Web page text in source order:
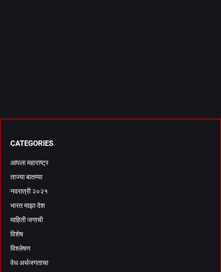
CATEGORIES
आपला महाराष्ट्र
ताज्या बातम्या
नवरात्री २०२१
भारत माझा देश
माहिती जगाची
विशेष
विश्लेषण
वेध अर्थजगताचा